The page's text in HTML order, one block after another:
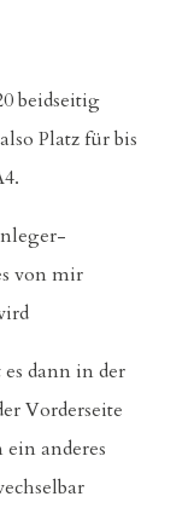
beidseitig
Platz für bis
von mir
dann in der
Vorderseite
anderes